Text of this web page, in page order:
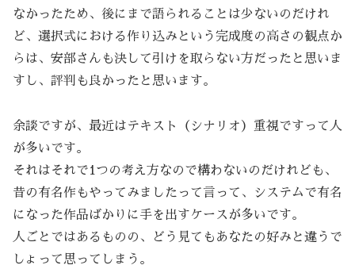
なかったため、後にまで語られることは少ないのだけれ
ど、選択式における作り込みという完成度の高さの観点か
らは、安部さんも決して引けを取らない方だったと思いま
すし、評判も良かったと思います。
余談ですが、最近はテキスト（シナリオ）重視ですって人
が多いです。
それはそれで1つの考え方なので構わないのだけれども、
昔の有名作もやってみましたって言って、システムで有名
になった作品ばかりに手を出すケースが多いです。
人ごとではあるものの、どう見てもあなたの好みと違うで
しょって思ってしまう。